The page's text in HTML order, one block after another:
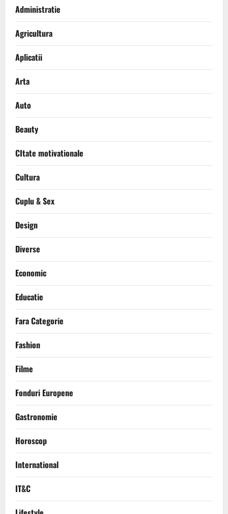
Administratie
Agricultura
Aplicatii
Arta
Auto
Beauty
CItate motivationale
Cultura
Cuplu & Sex
Design
Diverse
Economic
Educatie
Fara Categorie
Fashion
Filme
Fonduri Europene
Gastronomie
Horoscop
International
IT&C